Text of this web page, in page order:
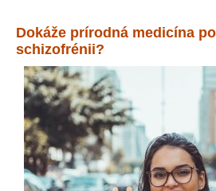
Dokáže prírodná medicína
schizofrénii?